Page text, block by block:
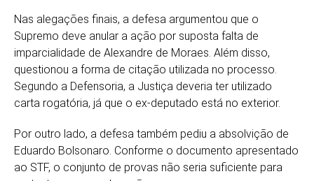
Nas alegações finais, a defesa argumentou que o
Supremo deve anular a ação por suposta falta de
imparcialidade de Alexandre de Moraes. Além disso,
questionou a forma de citação utilizada no processo.
Segundo a Defensoria, a Justiça deveria ter utilizado
carta rogatória, já que o ex-deputado está no exterior.
Por outro lado, a defesa também pediu a absolvição de
Eduardo Bolsonaro. Conforme o documento apresentado
ao STF, o conjunto de provas não seria suficiente para